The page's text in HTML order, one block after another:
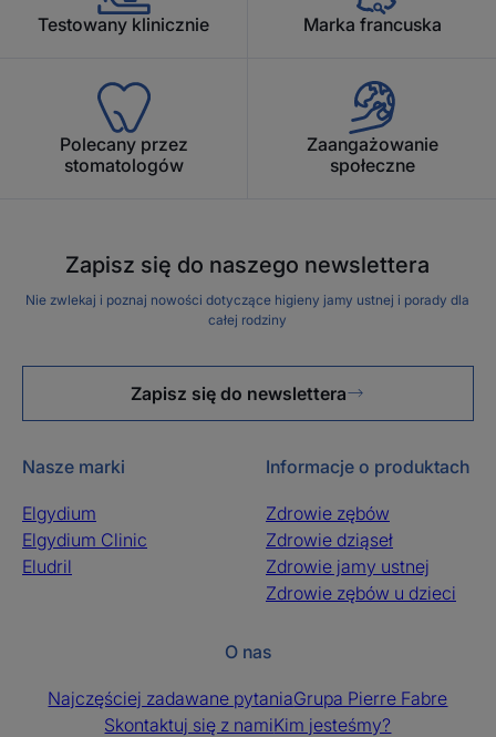
Testowany klinicznie Marka francuska
Polecany przez
stomatologów
Zaangażowanie
społeczne
Zapisz się do naszego newslettera
Nie zwlekaj i poznaj nowości dotyczące higieny jamy ustnej i porady dla
całej rodziny
Zapisz się do newslettera
Nasze marki
Elgydium
Elgydium Clinic
Eludril
Informacje o produktach
Zdrowie zębów
Zdrowie dziąseł
Zdrowie jamy ustnej
Zdrowie zębów u dzieci
O nas
Najczęściej zadawane pytaniaGrupa Pierre Fabre
Skontaktuj się z namiKim jesteśmy?